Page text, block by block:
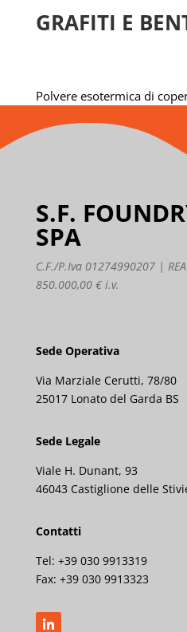
GRAFITI E
Polvere esotermica di
S.F.
SPA
C.F./P.Iva 01274990207 |
850.000,00 € i.v.
Sede Operativa
Via Marziale Cerutti, 78/80
25017 Lonato del Garda BS
Sede Legale
Viale H. Dunant, 93
46043 Castiglione delle
Contatti
Tel: +39 030 9913319
Fax: +39 030 9913323